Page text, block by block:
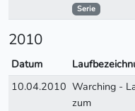
Serie
2010
Datum
10.04.2010 Warching -
zum